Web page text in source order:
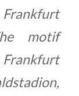
motif